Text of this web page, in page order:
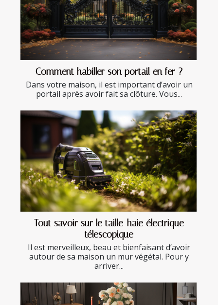
Comment habiller son portail en fer ?
Dans votre maison, il est important d’avoir un
portail après avoir fait sa clôture. Vous...
Tout savoir sur le taille-haie électrique
télescopique
Il est merveilleux, beau et bienfaisant d’avoir
autour de sa maison un mur végétal. Pour y
arriver...